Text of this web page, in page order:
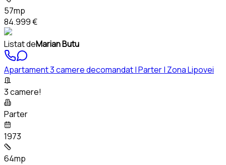
57mp
84.999 €
Listat deMarian Butu
Apartament 3 camere decomandat | Parter | Zona Lipovei
3 camere!
Parter
1973
64mp